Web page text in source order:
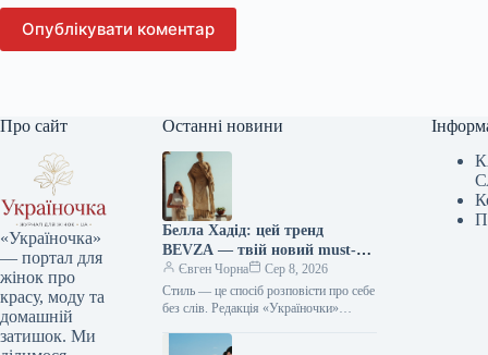
Опублікувати коментар
Про сайт
«Україночка»
— портал для
жінок про
красу, моду та
домашній
затишок. Ми
Останні новини
Белла Хадід: цей тренд
BEVZA — твій новий must-
have сезону!
Євген Чорна
Сер 8, 2026
Стиль — це спосіб розповісти про себе
без слів. Редакція «Україночки»
тенденціями, і сьогодні ми